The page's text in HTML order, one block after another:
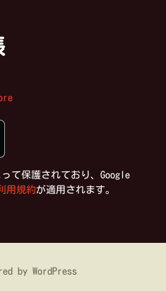
って保護されており、Google
用規約が適用されます。
by WordPress